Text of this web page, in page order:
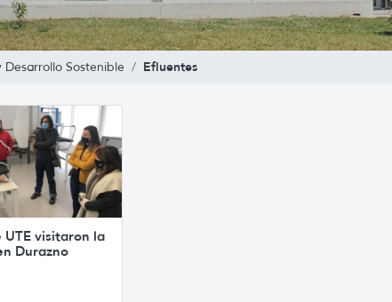
Sostenible Efluentes
visitaron la
Durazno